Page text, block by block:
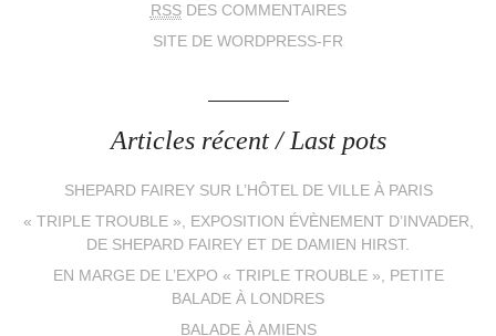
RSSDES COMMENTAIRES
SITE DE WORDPRESS-FR
Articles récent / Last pots
SHEPARD FAIREY SUR L’HÔTEL DE VILLE À PARIS
« TRIPLE TROUBLE », EXPOSITION ÉVÈNEMENT D’INVADER,
DE SHEPARD FAIREY ET DE DAMIEN HIRST.
EN MARGE DE L’EXPO « TRIPLE TROUBLE », PETITE
BALADE À LONDRES
BALADE À AMIENS